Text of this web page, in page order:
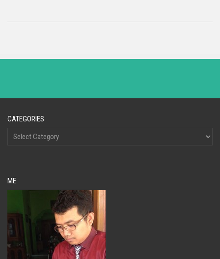
CATEGORIES
ME